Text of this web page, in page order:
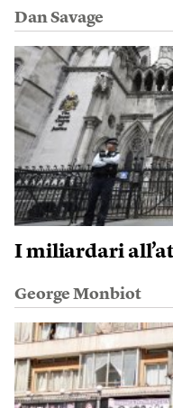
Dan Savage
I miliardari
George Monbiot